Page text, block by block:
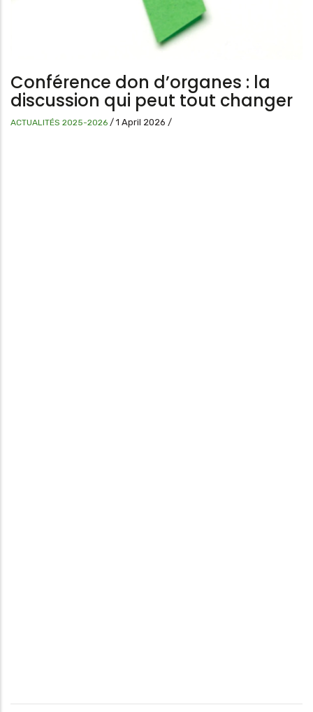
Conférence don d’organes : la
discussion qui peut tout changer
ACTUALITÉS 2025-2026 / 1 April 2026 /